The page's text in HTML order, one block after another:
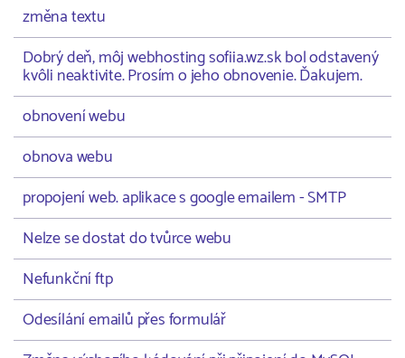
změna textu
Dobrý deň, môj webhosting sofiia.wz.sk bol odstavený
kvôli neaktivite. Prosím o jeho obnovenie. Ďakujem.
obnovení webu
obnova webu
propojení web. aplikace s google emailem - SMTP
Nelze se dostat do tvůrce webu
Nefunkční ftp
Odesílání emailů přes formulář